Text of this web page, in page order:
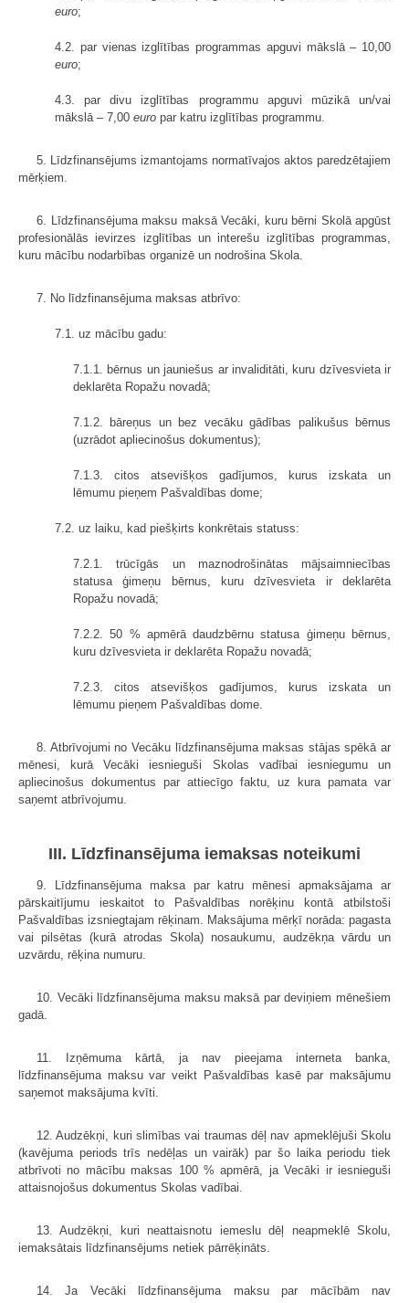
euro;
4.2. par vienas izglītības programmas apguvi mākslā – 10,00
euro;
4.3. par divu izglītības programmu apguvi mūzikā un/vai
mākslā – 7,00 euro par katru izglītības programmu.
5. Līdzfinansējums izmantojams normatīvajos aktos paredzētajiem
mērķiem.
6. Līdzfinansējuma maksu maksā Vecāki, kuru bērni Skolā apgūst
profesionālās ievirzes izglītības un interešu izglītības programmas,
kuru mācību nodarbības organizē un nodrošina Skola.
7. No līdzfinansējuma maksas atbrīvo:
7.1. uz mācību gadu:
7.1.1. bērnus un jauniešus ar invaliditāti, kuru dzīvesvieta ir
deklarēta Ropažu novadā;
7.1.2. bāreņus un bez vecāku gādības palikušus bērnus
(uzrādot apliecinošus dokumentus);
7.1.3. citos atsevišķos gadījumos, kurus izskata un
lēmumu pieņem Pašvaldības dome;
7.2. uz laiku, kad piešķirts konkrētais statuss:
7.2.1. trūcīgās un maznodrošinātas mājsaimniecības
statusa ģimeņu bērnus, kuru dzīvesvieta ir deklarēta
Ropažu novadā;
7.2.2. 50 % apmērā daudzbērnu statusa ģimeņu bērnus,
kuru dzīvesvieta ir deklarēta Ropažu novadā;
7.2.3. citos atsevišķos gadījumos, kurus izskata un
lēmumu pieņem Pašvaldības dome.
8. Atbrīvojumi no Vecāku līdzfinansējuma maksas stājas spēkā ar
mēnesi, kurā Vecāki iesnieguši Skolas vadībai iesniegumu un
apliecinošus dokumentus par attiecīgo faktu, uz kura pamata var
saņemt atbrīvojumu.
III. Līdzfinansējuma iemaksas noteikumi
9. Līdzfinansējuma maksa par katru mēnesi apmaksājama ar
pārskaitījumu ieskaitot to Pašvaldības norēķinu kontā atbilstoši
Pašvaldības izsniegtajam rēķinam. Maksājuma mērķī norāda: pagasta
vai pilsētas (kurā atrodas Skola) nosaukumu, audzēkņa vārdu un
uzvārdu, rēķina numuru.
10. Vecāki līdzfinansējuma maksu maksā par deviņiem mēnešiem
gadā.
11. Izņēmuma kārtā, ja nav pieejama interneta banka,
līdzfinansējuma maksu var veikt Pašvaldības kasē par maksājumu
saņemot maksājuma kvīti.
12. Audzēkņi, kuri slimības vai traumas dēļ nav apmeklējuši Skolu
(kavējuma periods trīs nedēļas un vairāk) par šo laika periodu tiek
atbrīvoti no mācību maksas 100 % apmērā, ja Vecāki ir iesnieguši
attaisnojošus dokumentus Skolas vadībai.
13. Audzēkņi, kuri neattaisnotu iemeslu dēļ neapmeklē Skolu,
iemaksātais līdzfinansējums netiek pārrēķināts.
14. Ja Vecāki līdzfinansējuma maksu par mācībām nav